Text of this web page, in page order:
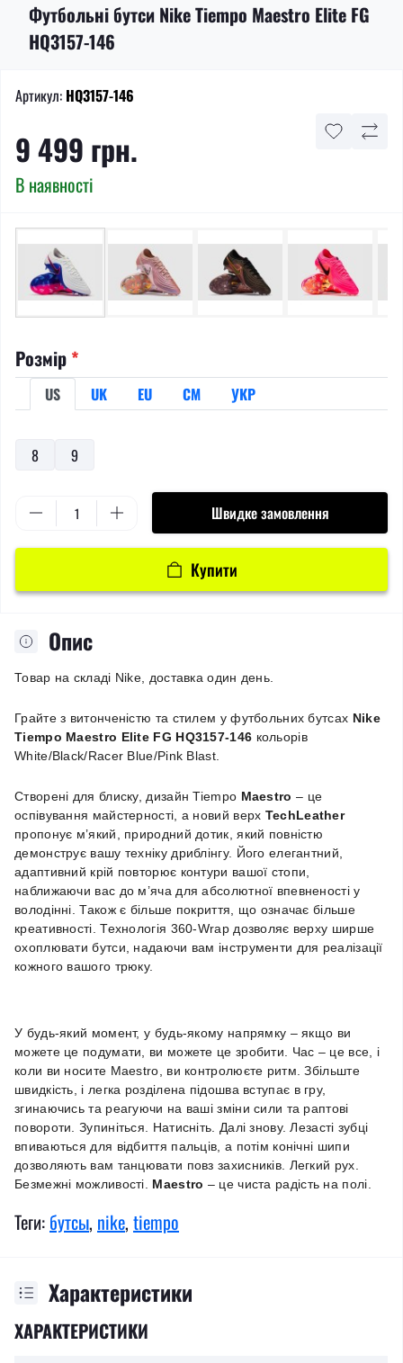
Футбольні бутси Nike Tiempo Maestro Elite FG
HQ3157-146
Артикул: HQ3157-146
9 499 грн.
В наявності
Розмір *
US UK EU СМ УКР
8 9
Швидке замовлення
Купити
Опис
Товар на складі Nike, доставка один день.
Грайте з витонченістю та стилем у футбольних бутсах Nike
Tiempo Maestro Elite FG HQ3157-146 кольорів
White/Black/Racer Blue/Pink Blast.
Створені для блиску, дизайн Tiempo Maestro – це
оспівування майстерності, а новий верх TechLeather
пропонує м’який, природний дотик, який повністю
демонструє вашу техніку дриблінгу. Його елегантний,
адаптивний крій повторює контури вашої стопи,
наближаючи вас до м’яча для абсолютної впевненості у
володінні. Також є більше покриття, що означає більше
креативності. Технологія 360-Wrap дозволяє верху ширше
охоплювати бутси, надаючи вам інструменти для реалізації
кожного вашого трюку.
У будь-який момент, у будь-якому напрямку – якщо ви
можете це подумати, ви можете це зробити. Час – це все, і
коли ви носите Maestro, ви контролюєте ритм. Збільште
швидкість, і легка розділена підошва вступає в гру,
згинаючись та реагуючи на ваші зміни сили та раптові
повороти. Зупиніться. Натисніть. Далі знову. Лезасті зубці
впиваються для відбиття пальців, а потім конічні шипи
дозволяють вам танцювати повз захисників. Легкий рух.
Безмежні можливості. Maestro – це чиста радість на полі.
Теги: бутсы, nike, tiempo
Характеристики
ХАРАКТЕРИСТИКИ